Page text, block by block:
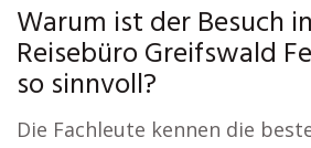
Warum ist der Besuch
Reisebüro Greifswald
so sinnvoll?
Die Fachleute kennen die